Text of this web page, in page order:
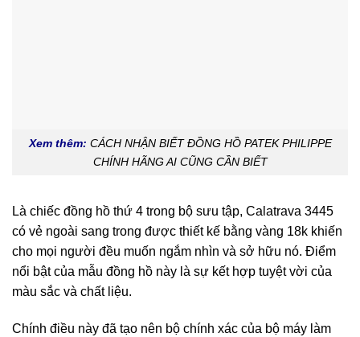
Xem thêm: CÁCH NHẬN BIẾT ĐỒNG HỒ PATEK PHILIPPE
CHÍNH HÃNG AI CŨNG CẦN BIẾT
Là chiếc đồng hồ thứ 4 trong bộ sưu tập, Calatrava 3445
có vẻ ngoài sang trong được thiết kế bằng vàng 18k khiến
cho mọi người đều muốn ngắm nhìn và sở hữu nó. Điểm
nổi bật của mẫu đồng hồ này là sự kết hợp tuyệt vời của
màu sắc và chất liệu.
Chính điều này đã tạo nên bộ chính xác của bộ máy làm